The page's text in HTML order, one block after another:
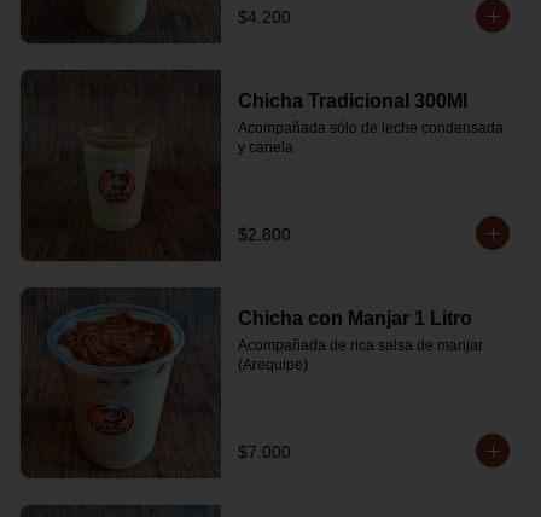
$4.200
Chicha Tradicional 300Ml
Acompañada sólo de leche condensada
y canela
$2.800
Chicha con Manjar 1 Litro
Acompañada de rica salsa de manjar
(Arequipe)
$7.000